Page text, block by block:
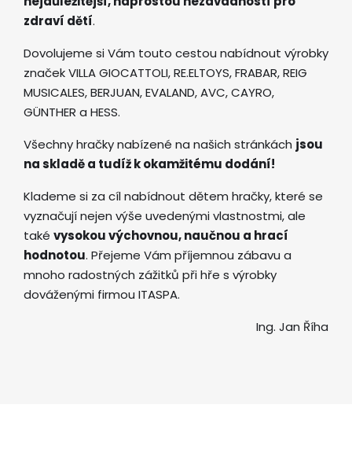
zdraví dětí.
Dovolujeme si Vám touto cestou nabídnout výrobky
značek VILLA GIOCATTOLI, RE.ELTOYS, FRABAR, REIG
MUSICALES, BERJUAN, EVALAND, AVC, CAYRO,
GÜNTHER a HESS.
Všechny hračky nabízené na našich stránkách jsou
na skladě a tudíž k okamžitému dodání!
Klademe si za cíl nabídnout dětem hračky, které se
vyznačují nejen výše uvedenými vlastnostmi, ale
také vysokou výchovnou, naučnou a hrací
hodnotou. Přejeme Vám příjemnou zábavu a
mnoho radostných zážitků při hře s výrobky
dováženými firmou ITASPA.
Ing. Jan Říha